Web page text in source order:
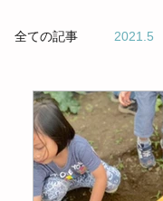
全ての記事 2021.5